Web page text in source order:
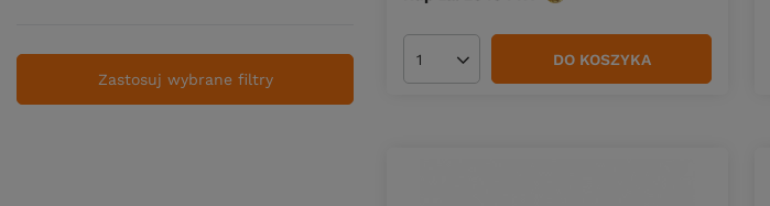
Zastosuj wybrane filtry
Ilość produktów DO KOSZYKA